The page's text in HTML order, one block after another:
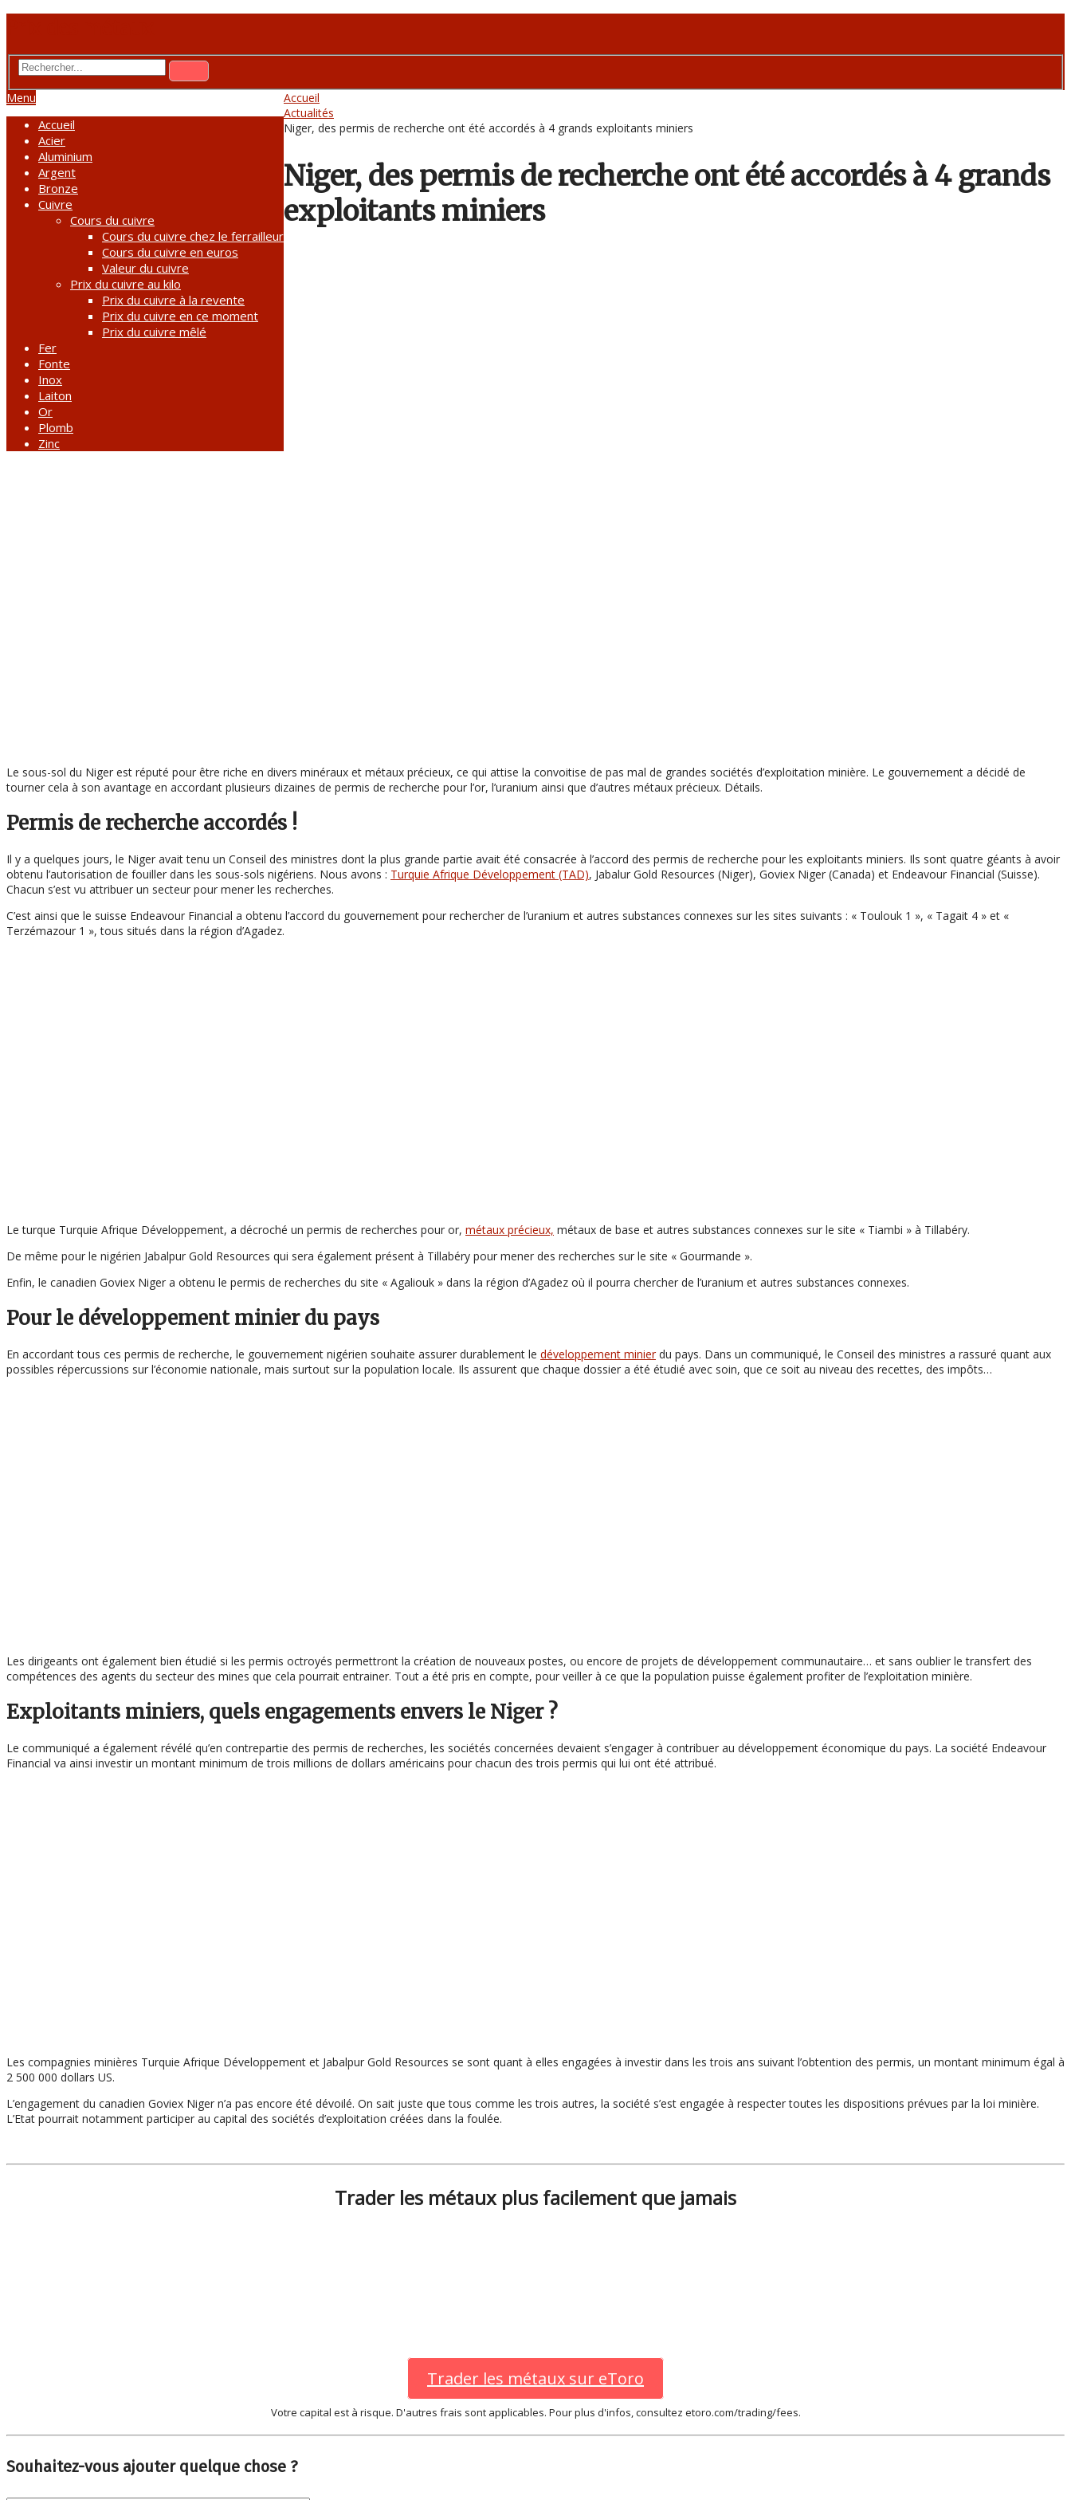
Menu
Accueil
Acier
Aluminium
Argent
Bronze
Cuivre
Cours du cuivre
Cours du cuivre chez le ferrailleur
Cours du cuivre en euros
Valeur du cuivre
Prix du cuivre au kilo
Prix du cuivre à la revente
Prix du cuivre en ce moment
Prix du cuivre mêlé
Fer
Fonte
Inox
Laiton
Or
Plomb
Zinc
Accueil
Actualités
Niger, des permis de recherche ont été accordés à 4 grands exploitants miniers
Niger, des permis de recherche ont été accordés à 4 grands
exploitants miniers
Le sous-sol du Niger est réputé pour être riche en divers minéraux et métaux précieux, ce qui attise la convoitise de pas mal de grandes sociétés d’exploitation minière. Le gouvernement a décidé de
tourner cela à son avantage en accordant plusieurs dizaines de permis de recherche pour l’or, l’uranium ainsi que d’autres métaux précieux. Détails.
Permis de recherche accordés !
Il y a quelques jours, le Niger avait tenu un Conseil des ministres dont la plus grande partie avait été consacrée à l’accord des permis de recherche pour les exploitants miniers. Ils sont quatre géants à avoir
obtenu l’autorisation de fouiller dans les sous-sols nigériens. Nous avons : Turquie Afrique Développement (TAD), Jabalur Gold Resources (Niger), Goviex Niger (Canada) et Endeavour Financial (Suisse).
Chacun s’est vu attribuer un secteur pour mener les recherches.
C’est ainsi que le suisse Endeavour Financial a obtenu l’accord du gouvernement pour rechercher de l’uranium et autres substances connexes sur les sites suivants : « Toulouk 1 », « Tagait 4 » et «
Terzémazour 1 », tous situés dans la région d’Agadez.
Le turque Turquie Afrique Développement, a décroché un permis de recherches pour or, métaux précieux, métaux de base et autres substances connexes sur le site « Tiambi » à Tillabéry.
De même pour le nigérien Jabalpur Gold Resources qui sera également présent à Tillabéry pour mener des recherches sur le site « Gourmande ».
Enfin, le canadien Goviex Niger a obtenu le permis de recherches du site « Agaliouk » dans la région d’Agadez où il pourra chercher de l’uranium et autres substances connexes.
Pour le développement minier du pays
En accordant tous ces permis de recherche, le gouvernement nigérien souhaite assurer durablement le développement minierdu pays. Dans un communiqué, le Conseil des ministres a rassuré quant aux
possibles répercussions sur l’économie nationale, mais surtout sur la population locale. Ils assurent que chaque dossier a été étudié avec soin, que ce soit au niveau des recettes, des impôts…
Les dirigeants ont également bien étudié si les permis octroyés permettront la création de nouveaux postes, ou encore de projets de développement communautaire… et sans oublier le transfert des
compétences des agents du secteur des mines que cela pourrait entrainer. Tout a été pris en compte, pour veiller à ce que la population puisse également profiter de l’exploitation minière.
Exploitants miniers, quels engagements envers le Niger ?
Le communiqué a également révélé qu’en contrepartie des permis de recherches, les sociétés concernées devaient s’engager à contribuer au développement économique du pays. La société Endeavour
Financial va ainsi investir un montant minimum de trois millions de dollars américains pour chacun des trois permis qui lui ont été attribué.
Les compagnies minières Turquie Afrique Développement et Jabalpur Gold Resources se sont quant à elles engagées à investir dans les trois ans suivant l’obtention des permis, un montant minimum égal à
2 500 000 dollars US.
L’engagement du canadien Goviex Niger n’a pas encore été dévoilé. On sait juste que tous comme les trois autres, la société s’est engagée à respecter toutes les dispositions prévues par la loi minière.
L’Etat pourrait notamment participer au capital des sociétés d’exploitation créées dans la foulée.
Trader les métaux plus facilement que jamais
Trader les métaux sur eToro
Votre capital est à risque. D'autres frais sont applicables. Pour plus d'infos, consultez etoro.com/trading/fees.
Souhaitez-vous ajouter quelque chose ?